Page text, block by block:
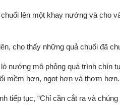
lên một khay nướng và cho
cho thấy những quả chuối đã
nướng mô phỏng quá trình chín
mềm hơn, ngọt hơn và thơm hơn.
tiếp tục, “Chỉ cần cắt ra và